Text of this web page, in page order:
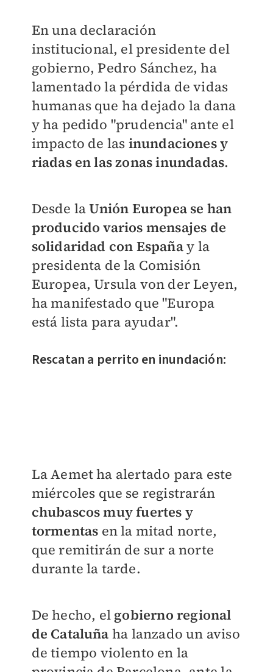
En una declaración
institucional, el presidente del
gobierno, Pedro Sánchez, ha
lamentado la pérdida de vidas
humanas que ha dejado la dana
y ha pedido "prudencia" ante el
impacto de las inundaciones y
riadas en las zonas inundadas.
Desde laUnión Europea se han
producido varios mensajes de
solidaridad con Españay la
presidenta de la Comisión
Europea, Ursula von der Leyen,
ha manifestado que "Europa
está lista para ayudar".
Rescatan a perrito en inundación:
La Aemet ha alertado para este
miércoles que se registrarán
chubascos muy fuertes y
tormentas en la mitad norte,
que remitirán de sur a norte
durante la tarde.
De hecho, el gobierno regional
de Cataluña ha lanzado un aviso
de tiempo violento en la